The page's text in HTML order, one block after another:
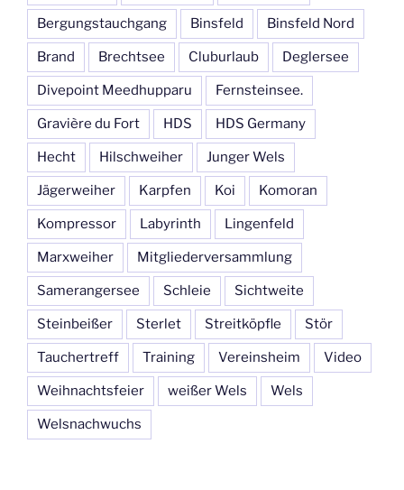
Bergungstauchgang Binsfeld Binsfeld Nord
Brand Brechtsee Cluburlaub Deglersee
Divepoint Meedhupparu Fernsteinsee.
Gravière du Fort HDS HDS Germany
Hecht Hilschweiher Junger Wels
Jägerweiher Karpfen Koi Komoran
Kompressor Labyrinth Lingenfeld
Marxweiher Mitgliederversammlung
Samerangersee Schleie Sichtweite
Steinbeißer Sterlet Streitköpfle Stör
Tauchertreff Training Vereinsheim Video
Weihnachtsfeier weißer Wels Wels
Welsnachwuchs